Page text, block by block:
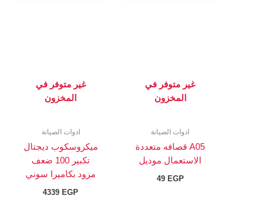
غير متوفر في
المخزون
ادوات الصيانة
A05 قصافه متعددة
الاستعمال موديل
49 EGP
غير متوفر في
المخزون
ادوات الصيانة
ميكروسكوب ديجتال
تكبير 100 ضعف
مزود بكاميرا سوني
4339 EGP